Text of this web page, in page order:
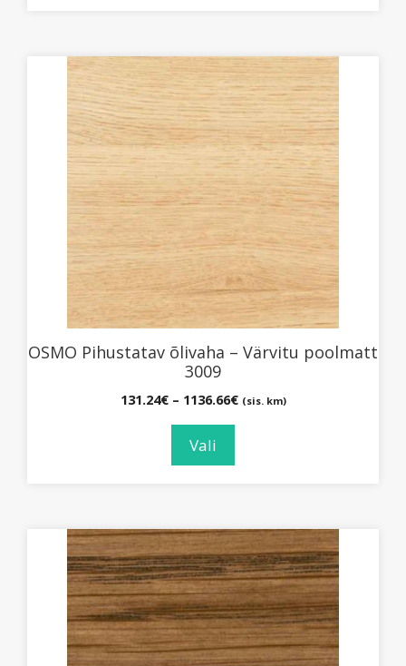
OSMO Pihustatav õlivaha – Värvitu poolmatt
3009
131.24€ – 1136.66€Hinnavahemik:
(sis. km)
Vali
varianti.
Valikuid
tootelehel.
tootel
varianti.
Valikuid